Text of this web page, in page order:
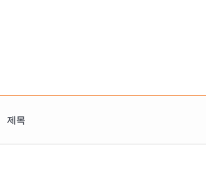
제목